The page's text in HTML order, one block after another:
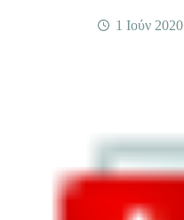
1 Ιούν 2020